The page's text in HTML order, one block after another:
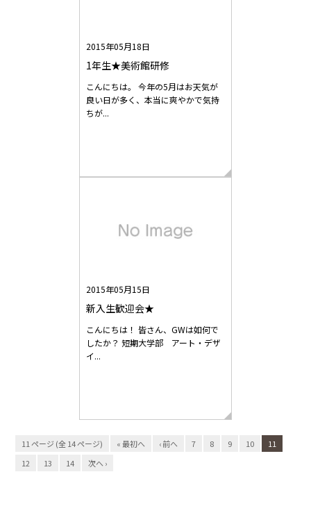
2015年05月18日
1年生★美術館研修
こんにちは。 今年の5月はお天気が
良い日が多く、本当に爽やかで気持
ちが...
2015年05月15日
新入生歓迎会★
こんにちは！ 皆さん、GWは如何で
したか？ 短期大学部 アート・デザ
イ...
11 ページ (全 14 ページ) « 最初へ ‹ 前へ 7 8 9 10
11
12
13 14 次へ ›